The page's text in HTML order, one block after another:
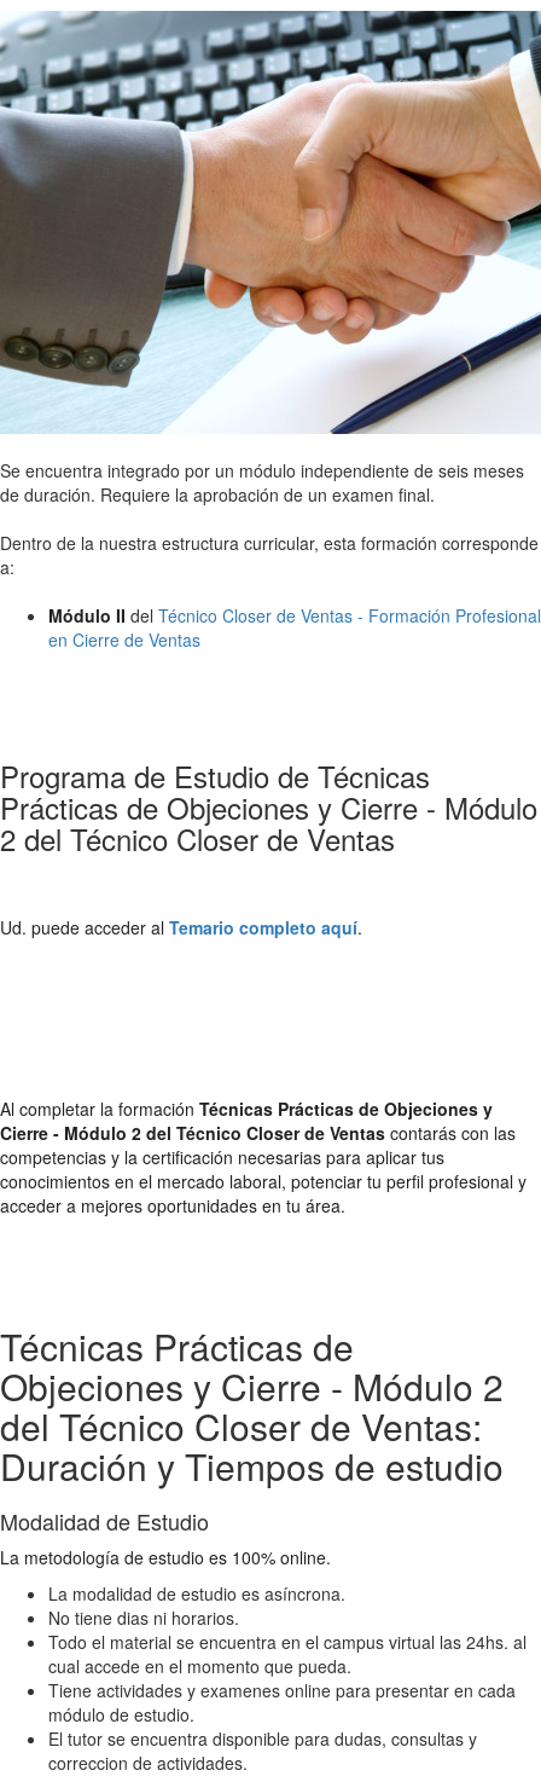
Se encuentra integrado por un módulo independiente de seis meses
de duración. Requiere la aprobación de un examen final.
Dentro de la nuestra estructura curricular, esta formación corresponde
a:
Módulo II del Técnico Closer de Ventas - Formación Profesional
en Cierre de Ventas
Programa de Estudio de Técnicas
Prácticas de Objeciones y Cierre - Módulo
2 del Técnico Closer de Ventas
Ud. puede acceder al Temario completo aquí.
Al completar la formación Técnicas Prácticas de Objeciones y
Cierre - Módulo 2 del Técnico Closer de Ventas contarás con las
competencias y la certificación necesarias para aplicar tus
conocimientos en el mercado laboral, potenciar tu perfil profesional y
acceder a mejores oportunidades en tu área.
Técnicas Prácticas de
Objeciones y Cierre - Módulo 2
del Técnico Closer de Ventas:
Duración y Tiempos de estudio
Modalidad de Estudio
La metodología de estudio es 100% online.
La modalidad de estudio es asíncrona.
No tiene dias ni horarios.
Todo el material se encuentra en el campus virtual las 24hs. al
cual accede en el momento que pueda.
Tiene actividades y examenes online para presentar en cada
módulo de estudio.
El tutor se encuentra disponible para dudas, consultas y
correccion de actividades.